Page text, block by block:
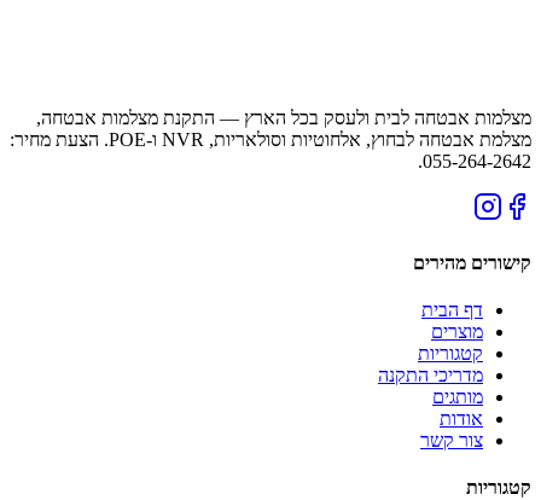
מצלמות אבטחה לבית ולעסק בכל הארץ — התקנת מצלמות אבטחה,
מצלמת אבטחה לבחוץ, אלחוטיות וסולאריות, NVR ו-POE. הצעת מחיר:
055-264-2642.
קישורים מהירים
דף הבית
מוצרים
קטגוריות
מדריכי התקנה
מותגים
אודות
צור קשר
קטגוריות